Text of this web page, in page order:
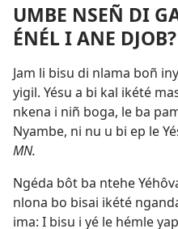
UMBE NSEÑ DI
ÉNÉL I ANE DJOB?
Jam li bisu di nlama boñ
yigil. Yésu a bi kal ikété
nkena i niñ boga, le ba
Nyambe, ni nu u bi ep le
MN.
Ngéda bôt ba ntehe
nlona bo bisai ikété
ima: I bisu i yé le hémle